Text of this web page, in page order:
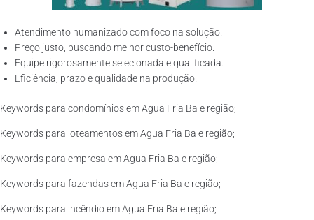
Atendimento humanizado com foco na solução.
Preço justo, buscando melhor custo-benefício.
Equipe rigorosamente selecionada e qualificada.
Eficiência, prazo e qualidade na produção.
Keywords para condomínios em Agua Fria Ba e região;
Keywords para loteamentos em Agua Fria Ba e região;
Keywords para empresa em Agua Fria Ba e região;
Keywords para fazendas em Agua Fria Ba e região;
Keywords para incêndio em Agua Fria Ba e região;